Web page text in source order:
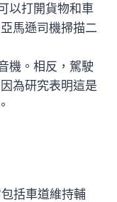
以打開貨物和車
馬遜司機掃描二
機。相反，駕駛
為研究表明這是
括車道維持輔